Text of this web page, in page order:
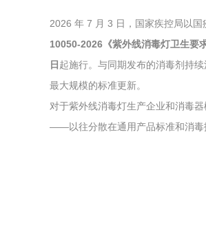
2026 年 7 月 3 日，国家疾控局以
10050-2026《紫外线消毒灯卫生要求
日 起施行。与同期发布的消毒剂持
最大规模的标准更新。
对于紫外线消毒灯生产企业和消毒
——以往分散在通用产品标准和消毒